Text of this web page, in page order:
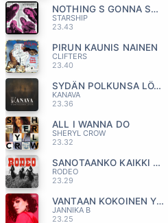
NOTHING S GONNA STOP US NOW
STARSHIP
23.43
PIRUN KAUNIS NAINEN
CLIFTERS
23.40
SYDÄN POLKUNSA LÖYTÄÄ
KANAVA
23.36
ALL I WANNA DO
SHERYL CROW
23.32
SANOTAANKO KAIKKI SUORAAN
RODEO
23.29
VANTAAN KOKOINEN YKSINÄISYYS
JANNIKA B
23.25